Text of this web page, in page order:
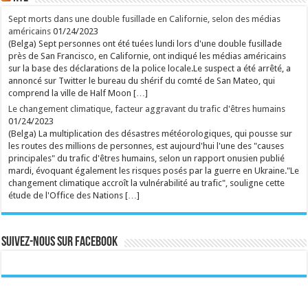
Après avoir déclenché une polémique retentissante,
la chanteuse néerlandaise était particulièrement
attendue pour son passage à Genk. ...
Ecrit le 08/08 14:21
rss
Sept morts dans une double fusillade en Californie, selon des médias
américains 01/24/2023
(Belga) Sept personnes ont été tuées lundi lors d'une double fusillade
près de San Francisco, en Californie, ont indiqué les médias américains
sur la base des déclarations de la police locale.Le suspect a été arrêté, a
annoncé sur Twitter le bureau du shérif du comté de San Mateo, qui
comprend la ville de Half Moon […]
Le changement climatique, facteur aggravant du trafic d'êtres humains
01/24/2023
(Belga) La multiplication des désastres météorologiques, qui pousse sur
les routes des millions de personnes, est aujourd'hui l'une des "causes
principales" du trafic d'êtres humains, selon un rapport onusien publié
mardi, évoquant également les risques posés par la guerre en Ukraine."Le
changement climatique accroît la vulnérabilité au trafic", souligne cette
étude de l'Office des Nations […]
Suivez-nous sur Facebook